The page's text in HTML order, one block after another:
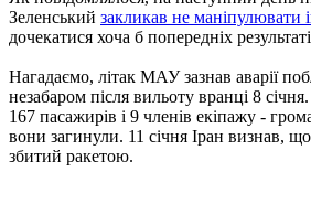
Зеленський закликав не маніпулювати
дочекатися хоча б попередніх
Нагадаємо, літак МАУ зазнав аварії
незабаром після вильоту вранці 8
167 пасажирів і 9 членів екіпажу -
вони загинули. 11 січня Іран визнав,
збитий ракетою.